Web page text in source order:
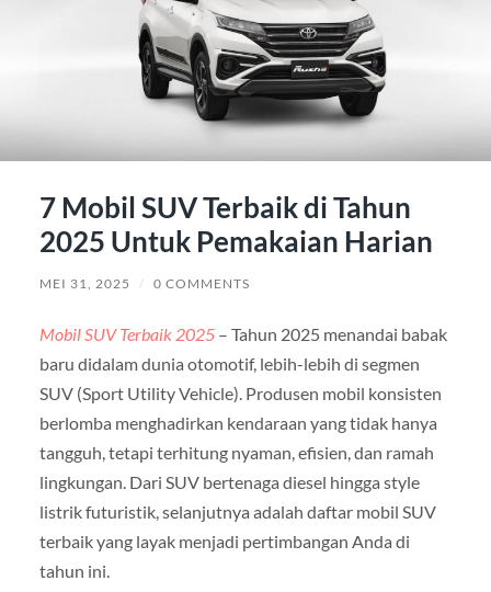
7 Mobil SUV Terbaik di Tahun
2025 Untuk Pemakaian Harian
MEI 31, 2025 / 0 COMMENTS
Mobil SUV Terbaik 2025– Tahun 2025 menandai babak
baru didalam dunia otomotif, lebih-lebih di segmen
SUV (Sport Utility Vehicle). Produsen mobil konsisten
berlomba menghadirkan kendaraan yang tidak hanya
tangguh, tetapi terhitung nyaman, efisien, dan ramah
lingkungan. Dari SUV bertenaga diesel hingga style
listrik futuristik, selanjutnya adalah daftar mobil SUV
terbaik yang layak menjadi pertimbangan Anda di
tahun ini.